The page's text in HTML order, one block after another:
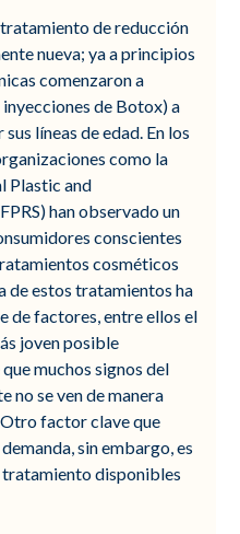
de reducción
nueva; ya a principios
comenzaron a
de Botox) a
líneas de edad. En los
como la
Plastic and
han observado un
conscientes
cosméticos
de estos tratamientos ha
de factores, entre ellos el
joven posible
muchos signos del
no se ven de manera
factor clave que
sin embargo, es
tratamiento disponibles